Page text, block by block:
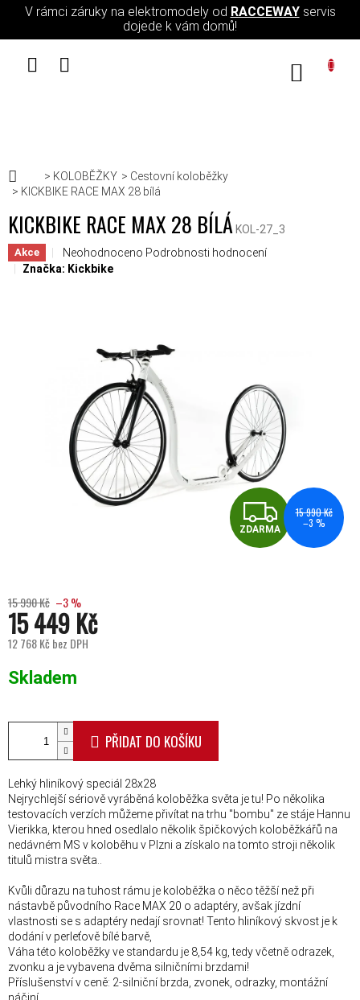
Přejít na obsah
V rámci záruky na elektromodely od RACCEWAYservis
dojede k vám domů!
Domů
KOLOBĚŽKY
Cestovní koloběžky
KICKBIKE RACE MAX 28 bílá
KICKBIKE RACE MAX 28 BÍLÁ KOL-27_3
Akce Průměrné hodnocení produktu je 0,0 z 5 hvězdiček.
Neohodnoceno Podrobnosti hodnocení
Značka: Kickbike
ZDARMA
15 990 Kč
–3 %
15 990 Kč –3 %
15 449 Kč
12 768 Kč bez DPH
Skladem
PŘIDAT DO KOŠÍKU
Lehký hliníkový speciál 28x28
Nejrychlejší sériově vyráběná koloběžka světa je tu! Po několika
testovacích verzích můžeme přivítat na trhu "bombu" ze stáje Hannu
Vierikka, kterou hned osedlalo několik špičkových koloběžkářů na
nedávném MS v koloběhu v Plzni a získalo na tomto stroji několik
titulů mistra světa..
Kvůli důrazu na tuhost rámu je koloběžka o něco těžší než při
nástavbě původního Race MAX 20 o adaptéry, avšak jízdní
vlastnosti se s adaptéry nedají srovnat! Tento hliníkový skvost je k
dodání v perleťově bílé barvě,
Váha této koloběžky ve standardu je 8,54 kg, tedy včetně odrazek,
zvonku a je vybavena dvěma silničními brzdami!
Příslušenství v ceně: 2-silniční brzda, zvonek, odrazky, montážní